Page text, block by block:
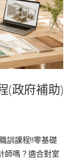
(政府補助)
訓課程‼️零基礎
師嗎？適合對室